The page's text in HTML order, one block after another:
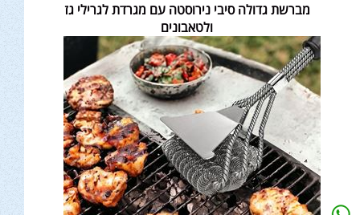
מברשת גדולה סיבי נירוסטה עם מגרדת לגרילי גז
ולטאבונים